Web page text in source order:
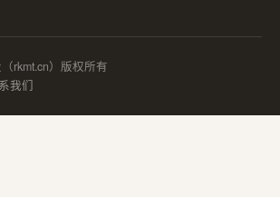
rkmt.cn）版权所有
我们